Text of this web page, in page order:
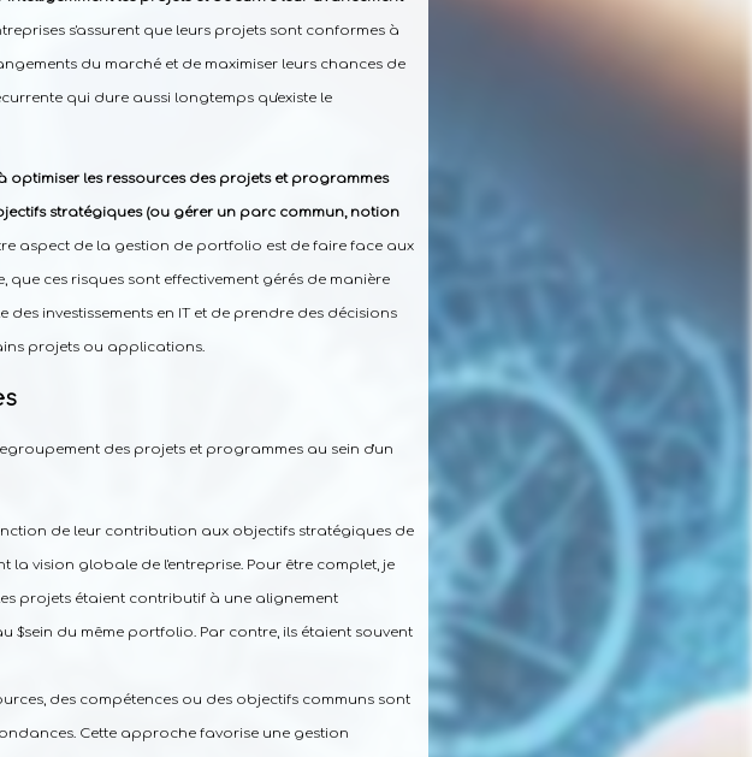
s'assurent que leurs projets sont conformes à
du marché et de maximiser leurs chances de
qui dure aussi longtemps qu'existe le
optimiser les ressources des projets et programmes
stratégiques (ou gérer un parc commun, notion
aspect de la gestion de portfolio est de faire face aux
ces risques sont effectivement gérés de manière
des investissements en IT et de prendre des décisions
projets ou applications.
des projets et programmes au sein d'un
de leur contribution aux objectifs stratégiques de
vision globale de l'entreprise. Pour être complet, je
projets étaient contributif à une alignement
$sein du même portfolio. Par contre, ils étaient souvent
des compétences ou des objectifs communs sont
Cette approche favorise une gestion